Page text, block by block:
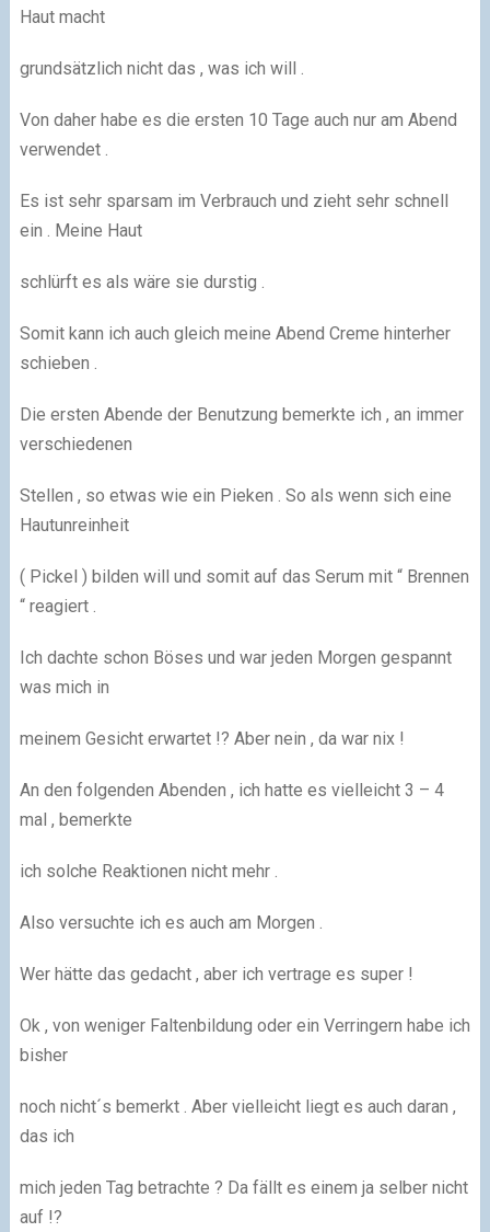
Haut macht
grundsätzlich nicht das , was ich will .
Von daher habe es die ersten 10 Tage auch nur am Abend
verwendet .
Es ist sehr sparsam im Verbrauch und zieht sehr schnell
ein . Meine Haut
schlürft es als wäre sie durstig .
Somit kann ich auch gleich meine Abend Creme hinterher
schieben .
Die ersten Abende der Benutzung bemerkte ich , an immer
verschiedenen
Stellen , so etwas wie ein Pieken . So als wenn sich eine
Hautunreinheit
( Pickel ) bilden will und somit auf das Serum mit “ Brennen
“ reagiert .
Ich dachte schon Böses und war jeden Morgen gespannt
was mich in
meinem Gesicht erwartet !? Aber nein , da war nix !
An den folgenden Abenden , ich hatte es vielleicht 3 – 4
mal , bemerkte
ich solche Reaktionen nicht mehr .
Also versuchte ich es auch am Morgen .
Wer hätte das gedacht , aber ich vertrage es super !
Ok , von weniger Faltenbildung oder ein Verringern habe ich
bisher
noch nicht´s bemerkt . Aber vielleicht liegt es auch daran ,
das ich
mich jeden Tag betrachte ? Da fällt es einem ja selber nicht
auf !?